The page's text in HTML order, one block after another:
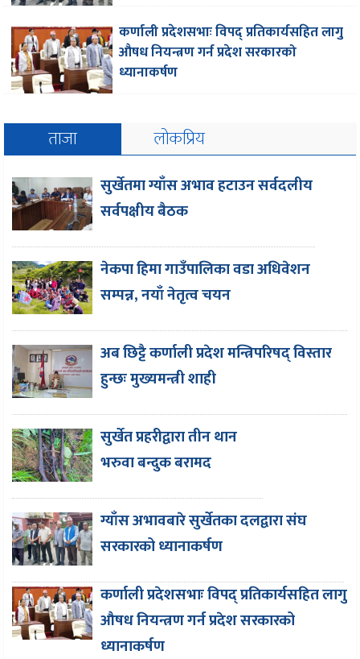
कर्णाली प्रदेशसभाः विपद् प्रतिकार्यसहित लागु
औषध नियन्त्रण गर्न प्रदेश सरकारको
ध्यानाकर्षण
ताजा लोकप्रिय
सुर्खेतमा ग्याँस अभाव हटाउन सर्वदलीय
सर्वपक्षीय बैठक
नेकपा हिमा गाउँपालिका वडा अधिवेशन
सम्पन्न, नयाँ नेतृत्व चयन
अब छिट्टै कर्णाली प्रदेश मन्त्रिपरिषद् विस्तार
हुन्छः मुख्यमन्त्री शाही
सुर्खेत प्रहरीद्वारा तीन थान
भरुवा बन्दुक बरामद
ग्याँस अभावबारे सुर्खेतका दलद्वारा संघ
सरकारको ध्यानाकर्षण
कर्णाली प्रदेशसभाः विपद् प्रतिकार्यसहित लागु
औषध नियन्त्रण गर्न प्रदेश सरकारको
ध्यानाकर्षण